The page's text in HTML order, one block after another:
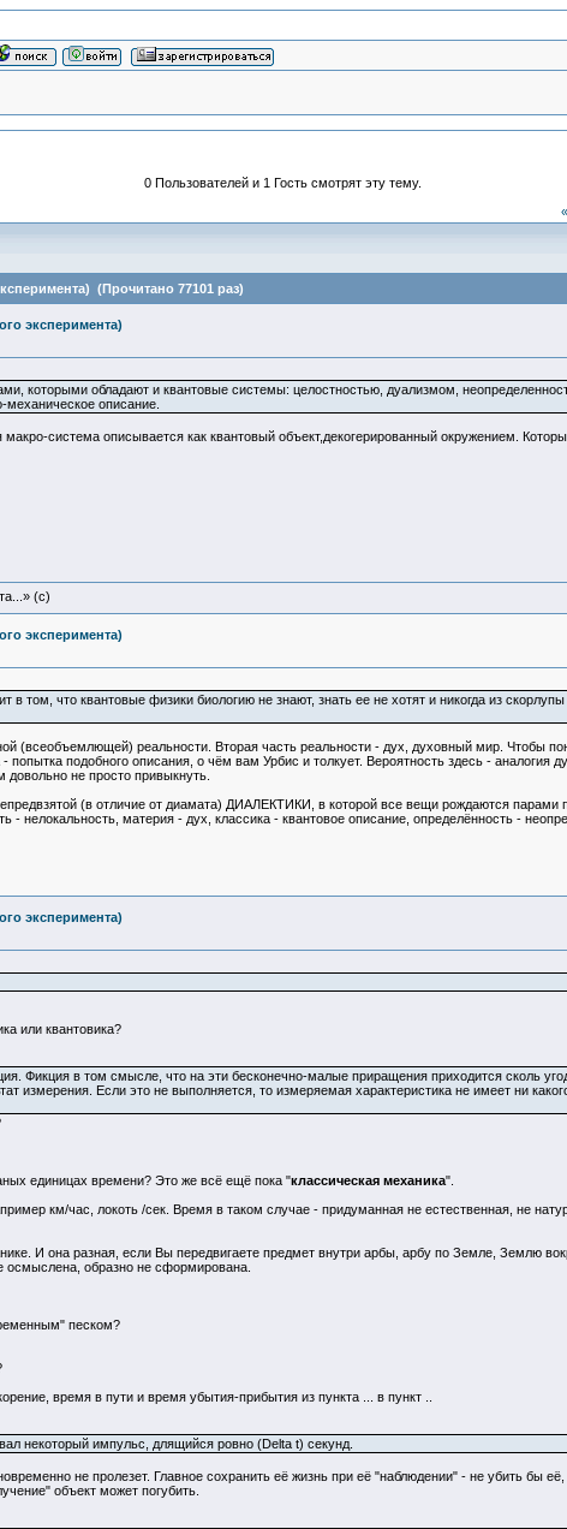
0 Пользователей и 1 Гость смотрят эту тему.
(Прочитано 77101 раз)
эксперимента)
которыми обладают и квантовые системы: целостностью, дуализмом,
механическое описание.
система описывается как квантовый объект,декогерированный окружением.
(c)
эксперимента)
в том, что квантовые физики биологию не знают, знать ее не хотят и никогда из
реальности. Вторая часть реальности - дух, духовный мир. Чтобы
подобного описания, о чём вам Урбис и толкует. Вероятность здесь - аналогия
довольно не просто привыкнуть.
(в отличие от диамата) ДИАЛЕКТИКИ, в которой все вещи рождаются парами
материя - дух, классика - квантовое описание, определённость -
эксперимента)
или квантовика?
Фикция в том смысле, что на эти бесконечно-малые приращения приходится сколь
измерения. Если это не выполняется, то измеряемая характеристика не имеет ни
единицах времени? Это же всё ещё пока "классическая механика".
км/час, локоть /сек. Время в таком случае - придуманная не естественная, не
И она разная, если Вы передвигаете предмет внутри арбы, арбу по Земле, Землю
осмыслена, образно не сформирована.
песком?
время в пути и время убытия-прибытия из пункта ... в пункт ..
некоторый импульс, длящийся ровно (Delta t) секунд.
не пролезет. Главное сохранить её жизнь при её "наблюдении" - не убить бы
объект может погубить.